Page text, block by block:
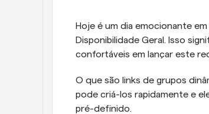
Hoje é um dia emocionante
Disponibilidade Geral. Isso
confortáveis em lançar este
O que são links de grupos
pode criá-los rapidamente e
pré-definido.